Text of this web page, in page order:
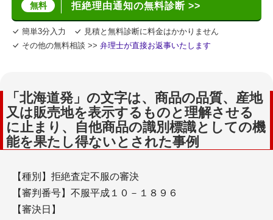
無料 拒絶理由通知の無料診断 >>
簡単3分入力
見積と無料診断に料金はかかりません
その他の無料相談 >> 弁理士が直接お返事いたします
「北海道発」の文字は、商品の品質、産地
又は販売地を表示するものと理解させる
に止まり、自他商品の識別標識としての機
能を果たし得ないとされた事例
【種別】拒絶査定不服の審決
【審判番号】不服平成１０－１８９６
【審決日】